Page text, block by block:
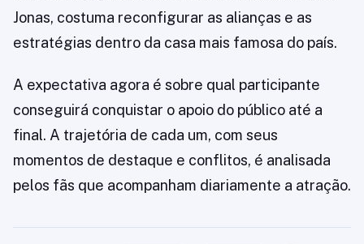
Jonas, costuma reconfigurar as alianças e as
estratégias dentro da casa mais famosa do país.
A expectativa agora é sobre qual participante
conseguirá conquistar o apoio do público até a
final. A trajetória de cada um, com seus
momentos de destaque e conflitos, é analisada
pelos fãs que acompanham diariamente a atração.